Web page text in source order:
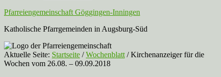
Pfarreiengemeinschaft Göggingen-Inningen
Katholische Pfarrgemeinden in Augsburg-Süd
Aktuelle Seite: Startseite / Wochenblatt /Kirchenanzeiger für die
Wochen vom 26.08. – 09.09.2018